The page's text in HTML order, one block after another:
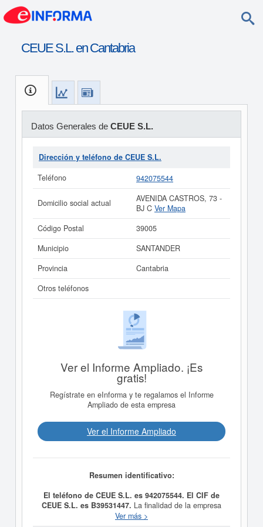
CEUE S.L. en Cantabria
Datos Generales de CEUE S.L.
Dirección y teléfono de CEUE S.L.
Teléfono
942075544
Domicilio social actual
AVENIDA CASTROS, 73 -
BJ C Ver Mapa
Código Postal
39005
Municipio
SANTANDER
Provincia
Cantabria
Otros teléfonos
Ver el Informe Ampliado. ¡Es
gratis!
Regístrate en eInforma y te regalamos el Informe
Ampliado de esta empresa
Ver el Informe Ampliado
Resumen identificativo:
El teléfono de CEUE S.L. es 942075544. El CIF de
CEUE S.L. es B39531447. La finalidad de la empresa
es LA ENSENANZA DE TODA CLASE DE
Ver más >